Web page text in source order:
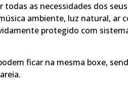
todas as necessidades dos
ambiente, luz natural, ar
protegido com
ficar na mesma boxe,